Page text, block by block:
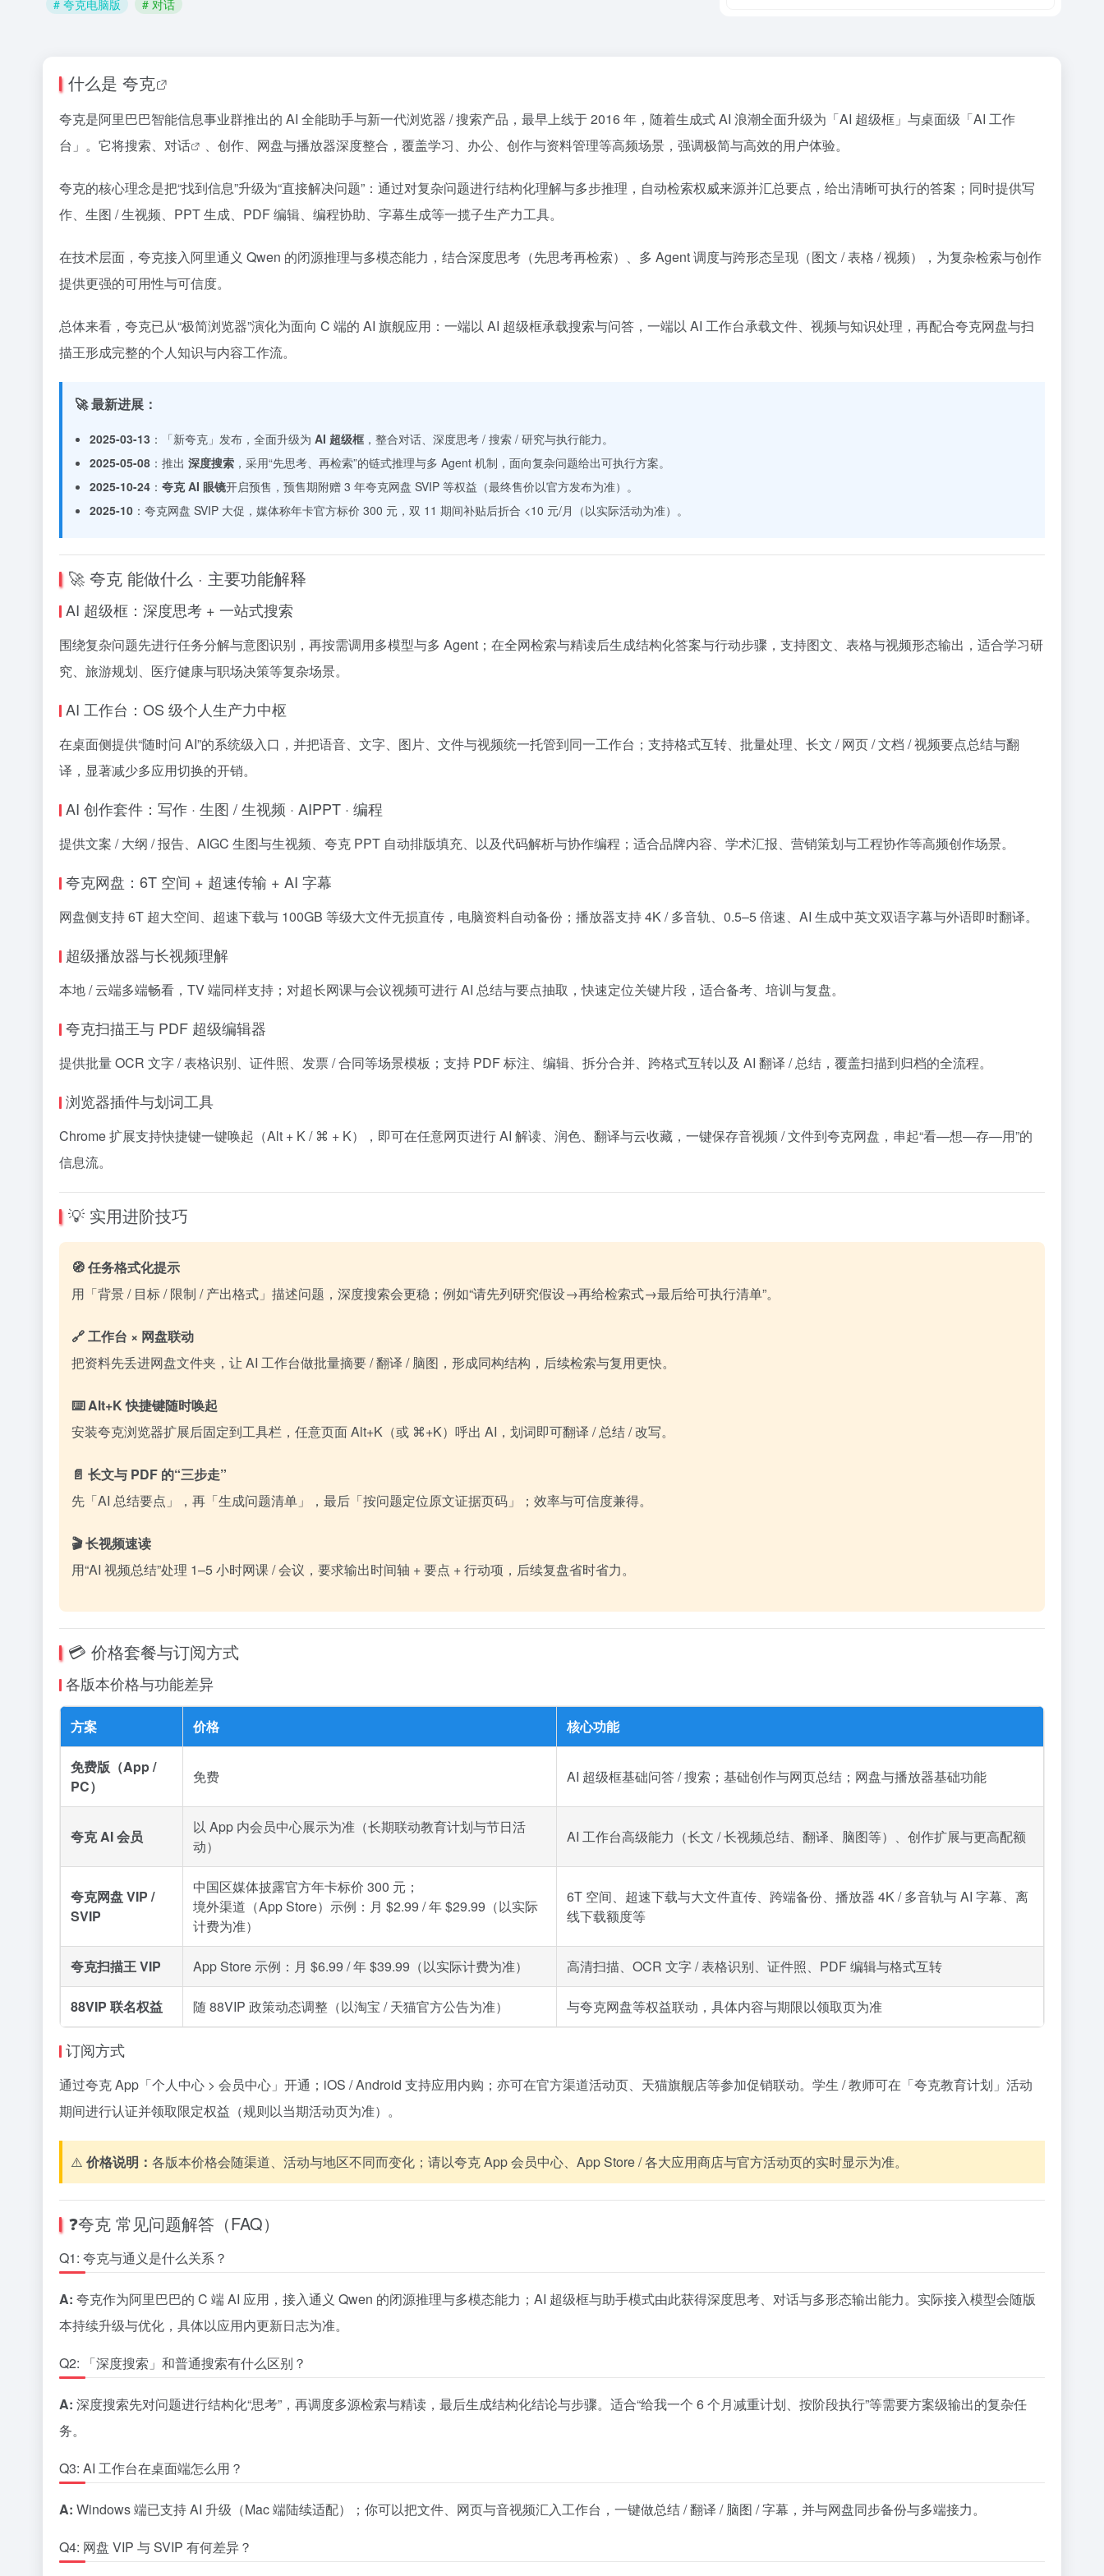
# 夸克电脑版 # 对话
什么是 夸克
夸克是阿里巴巴智能信息事业群推出的 AI 全能助手与新一代浏览器 / 搜索产品，最早上线于 2016 年，随着生成式 AI 浪潮全面升级为「AI 超级框」与桌面级「AI 工作
台」。它将搜索、 对话 、创作、网盘与播放器深度整合，覆盖学习、办公、创作与资料管理等高频场景，强调极简与高效的用户体验。
夸克的核心理念是把“找到信息”升级为“直接解决问题”：通过对复杂问题进行结构化理解与多步推理，自动检索权威来源并汇总要点，给出清晰可执行的答案；同时提供写
作、生图 / 生视频、PPT 生成、PDF 编辑、编程协助、字幕生成等一揽子生产力工具。
在技术层面，夸克接入阿里通义 Qwen 的闭源推理与多模态能力，结合深度思考（先思考再检索）、多 Agent 调度与跨形态呈现（图文 / 表格 / 视频），为复杂检索与创作
提供更强的可用性与可信度。
总体来看，夸克已从“极简浏览器”演化为面向 C 端的 AI 旗舰应用：一端以 AI 超级框承载搜索与问答，一端以 AI 工作台承载文件、视频与知识处理，再配合夸克网盘与扫
描王形成完整的个人知识与内容工作流。
🚀 最新进展：
2025-03-13 ：「新夸克」发布，全面升级为 AI 超级框 ，整合对话、深度思考 / 搜索 / 研究与执行能力。
2025-05-08 ：推出 深度搜索 ，采用“先思考、再检索”的链式推理与多 Agent 机制，面向复杂问题给出可执行方案。
2025-10-24 ： 夸克 AI 眼镜开启预售，预售期附赠 3 年夸克网盘 SVIP 等权益（最终售价以官方发布为准）。
2025-10 ：夸克网盘 SVIP 大促，媒体称年卡官方标价 300 元，双 11 期间补贴后折合 <10 元/月（以实际活动为准）。
🚀 夸克 能做什么 · 主要功能解释
AI 超级框：深度思考 + 一站式搜索
围绕复杂问题先进行任务分解与意图识别，再按需调用多模型与多 Agent；在全网检索与精读后生成结构化答案与行动步骤，支持图文、表格与视频形态输出，适合学习研
究、旅游规划、医疗健康与职场决策等复杂场景。
AI 工作台：OS 级个人生产力中枢
在桌面侧提供“随时问 AI”的系统级入口，并把语音、文字、图片、文件与视频统一托管到同一工作台；支持格式互转、批量处理、长文 / 网页 / 文档 / 视频要点总结与翻
译，显著减少多应用切换的开销。
AI 创作套件：写作 · 生图 / 生视频 · AIPPT · 编程
提供文案 / 大纲 / 报告、AIGC 生图与生视频、夸克 PPT 自动排版填充、以及代码解析与协作编程；适合品牌内容、学术汇报、营销策划与工程协作等高频创作场景。
夸克网盘：6T 空间 + 超速传输 + AI 字幕
网盘侧支持 6T 超大空间、超速下载与 100GB 等级大文件无损直传，电脑资料自动备份；播放器支持 4K / 多音轨、0.5–5 倍速、AI 生成中英文双语字幕与外语即时翻译。
超级播放器与长视频理解
本地 / 云端多端畅看，TV 端同样支持；对超长网课与会议视频可进行 AI 总结与要点抽取，快速定位关键片段，适合备考、培训与复盘。
夸克扫描王与 PDF 超级编辑器
提供批量 OCR 文字 / 表格识别、证件照、发票 / 合同等场景模板；支持 PDF 标注、编辑、拆分合并、跨格式互转以及 AI 翻译 / 总结，覆盖扫描到归档的全流程。
浏览器插件与划词工具
Chrome 扩展支持快捷键一键唤起（Alt + K / ⌘ + K），即可在任意网页进行 AI 解读、润色、翻译与云收藏，一键保存音视频 / 文件到夸克网盘，串起“看—想—存—用”的
信息流。
💡 实用进阶技巧
🧭 任务格式化提示
用「背景 / 目标 / 限制 / 产出格式」描述问题，深度搜索会更稳；例如“请先列研究假设→再给检索式→最后给可执行清单”。
🔗 工作台 × 网盘联动
把资料先丢进网盘文件夹，让 AI 工作台做批量摘要 / 翻译 / 脑图，形成同构结构，后续检索与复用更快。
⌨️ Alt+K 快捷键随时唤起
安装夸克浏览器扩展后固定到工具栏，任意页面 Alt+K（或 ⌘+K）呼出 AI，划词即可翻译 / 总结 / 改写。
📄 长文与 PDF 的“三步走”
先「AI 总结要点」，再「生成问题清单」，最后「按问题定位原文证据页码」；效率与可信度兼得。
🎬 长视频速读
用“AI 视频总结”处理 1–5 小时网课 / 会议，要求输出时间轴 + 要点 + 行动项，后续复盘省时省力。
💳 价格套餐与订阅方式
各版本价格与功能差异
方案 价格 核心功能
免费版（App /
PC）
免费 AI 超级框基础问答 / 搜索；基础创作与网页总结；网盘与播放器基础功能
夸克 AI 会员
以 App 内会员中心展示为准（长期联动教育计划与节日活
动）
AI 工作台高级能力（长文 / 长视频总结、翻译、脑图等）、创作扩展与更高配额
夸克网盘 VIP /
SVIP
中国区媒体披露官方年卡标价 300 元；
境外渠道（App Store）示例：月 $2.99 / 年 $29.99（以实际
计费为准）
6T 空间、超速下载与大文件直传、跨端备份、播放器 4K / 多音轨与 AI 字幕、离
线下载额度等
夸克扫描王 VIP App Store 示例：月 $6.99 / 年 $39.99（以实际计费为准） 高清扫描、OCR 文字 / 表格识别、证件照、PDF 编辑与格式互转
88VIP 联名权益 随 88VIP 政策动态调整（以淘宝 / 天猫官方公告为准） 与夸克网盘等权益联动，具体内容与期限以领取页为准
订阅方式
通过夸克 App「个人中心 > 会员中心」开通；iOS / Android 支持应用内购；亦可在官方渠道活动页、天猫旗舰店等参加促销联动。学生 / 教师可在「夸克教育计划」活动
期间进行认证并领取限定权益（规则以当期活动页为准）。
⚠️ 价格说明： 各版本价格会随渠道、活动与地区不同而变化；请以夸克 App 会员中心、App Store / 各大应用商店与官方活动页的实时显示为准。
❓夸克 常见问题解答（FAQ）
Q1: 夸克与通义是什么关系？
A: 夸克作为阿里巴巴的 C 端 AI 应用，接入通义 Qwen 的闭源推理与多模态能力；AI 超级框与助手模式由此获得深度思考、对话与多形态输出能力。实际接入模型会随版
本持续升级与优化，具体以应用内更新日志为准。
Q2: 「深度搜索」和普通搜索有什么区别？
A: 深度搜索先对问题进行结构化“思考”，再调度多源检索与精读，最后生成结构化结论与步骤。适合“给我一个 6 个月减重计划、按阶段执行”等需要方案级输出的复杂任
务。
Q3: AI 工作台在桌面端怎么用？
A: Windows 端已支持 AI 升级（Mac 端陆续适配）；你可以把文件、网页与音视频汇入工作台，一键做总结 / 翻译 / 脑图 / 字幕，并与网盘同步备份与多端接力。
Q4: 网盘 VIP 与 SVIP 有何差异？